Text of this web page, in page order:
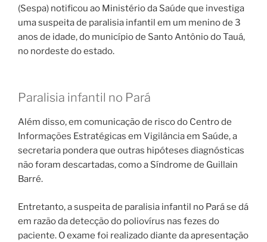
(Sespa) notificou ao Ministério da Saúde que investiga
uma suspeita de paralisia infantil em um menino de 3
anos de idade, do município de Santo Antônio do Tauá,
no nordeste do estado.
Paralisia infantil no Pará
Além disso, em comunicação de risco do Centro de
Informações Estratégicas em Vigilância em Saúde, a
secretaria pondera que outras hipóteses diagnósticas
não foram descartadas, como a Síndrome de Guillain
Barré.
Entretanto, a suspeita de paralisia infantil no Pará se dá
em razão da detecção do poliovírus nas fezes do
paciente. O exame foi realizado diante da apresentação